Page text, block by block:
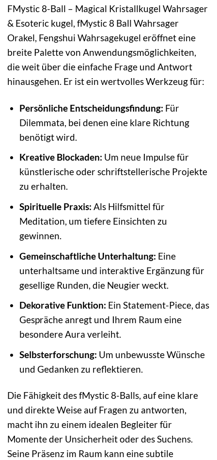
FMystic 8-Ball – Magical Kristallkugel Wahrsager
& Esoteric kugel, fMystic 8 Ball Wahrsager
Orakel, Fengshui Wahrsagekugel eröffnet eine
breite Palette von Anwendungsmöglichkeiten,
die weit über die einfache Frage und Antwort
hinausgehen. Er ist ein wertvolles Werkzeug für:
Persönliche Entscheidungsfindung: Für
Dilemmata, bei denen eine klare Richtung
benötigt wird.
Kreative Blockaden: Um neue Impulse für
künstlerische oder schriftstellerische Projekte
zu erhalten.
Spirituelle Praxis: Als Hilfsmittel für
Meditation, um tiefere Einsichten zu
gewinnen.
Gemeinschaftliche Unterhaltung: Eine
unterhaltsame und interaktive Ergänzung für
gesellige Runden, die Neugier weckt.
Dekorative Funktion: Ein Statement-Piece, das
Gespräche anregt und Ihrem Raum eine
besondere Aura verleiht.
Selbsterforschung: Um unbewusste Wünsche
und Gedanken zu reflektieren.
Die Fähigkeit des fMystic 8-Balls, auf eine klare
und direkte Weise auf Fragen zu antworten,
macht ihn zu einem idealen Begleiter für
Momente der Unsicherheit oder des Suchens.
Seine Präsenz im Raum kann eine subtile